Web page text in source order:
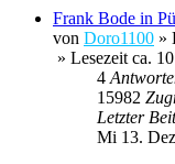
Frank Bode in
von Doro1100 »
» Lesezeit ca.
4
15982
Letzter
Mi 13.